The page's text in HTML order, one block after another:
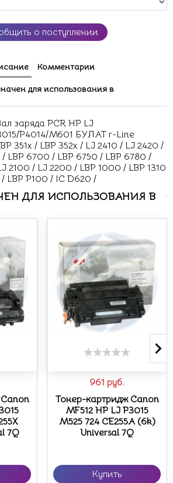
о поступлении
Комментарии
для использования в
заряда PCR HP LJ
P4014/M601 БУЛАТ r-Line
351x / LBP 352x / LJ 2410 / LJ 2420 /
LBP 6700 / LBP 6750 / LBP 6780 /
2100 / LJ 2200 / LBP 1000 / LBP 1310
LBP P100 / IC D620 /
ДЛЯ ИСПОЛЬЗОВАНИЯ В
7Q
961 руб.
Тонер-картридж Canon
MF512 HP LJ P3015
M525 724 CE255A (6k)
Universal 7Q
Купить